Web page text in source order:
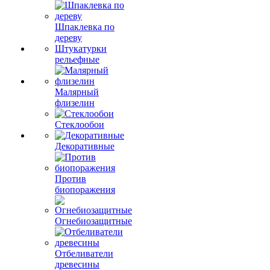
Шпаклевка по
дереву
Штукатурки
рельефные
Малярный
флизелин
Стеклообои
Декоративные
Против
биопоражения
Огнебиозащитные
Отбеливатели
древесины